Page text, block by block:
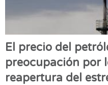
El precio del
preocupación por
reapertura del